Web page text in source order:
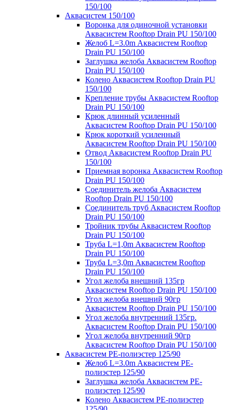
150/100
Аквасистем 150/100
Воронка для одиночной установки
Аквасистем Rooftop Drain PU 150/100
Желоб L=3.0m Аквасистем Rooftop
Drain PU 150/100
Заглушка желоба Аквасистем Rooftop
Drain PU 150/100
Колено Аквасистем Rooftop Drain PU
150/100
Крепление трубы Аквасистем Rooftop
Drain PU 150/100
Крюк длинный усиленный
Аквасистем Rooftop Drain PU 150/100
Крюк короткий усиленный
Аквасистем Rooftop Drain PU 150/100
Отвод Аквасистем Rooftop Drain PU
150/100
Приемная воронка Аквасистем Rooftop
Drain PU 150/100
Соединитель желоба Аквасистем
Rooftop Drain PU 150/100
Соединитель труб Аквасистем Rooftop
Drain PU 150/100
Тройник трубы Аквасистем Rooftop
Drain PU 150/100
Труба L=1,0m Аквасистем Rooftop
Drain PU 150/100
Труба L=3,0m Аквасистем Rooftop
Drain PU 150/100
Угол желоба внешний 135гр
Аквасистем Rooftop Drain PU 150/100
Угол желоба внешний 90гр
Аквасистем Rooftop Drain PU 150/100
Угол желоба внутренний 135гр.
Аквасистем Rooftop Drain PU 150/100
Угол желоба внутренний 90гр
Аквасистем Rooftop Drain PU 150/100
Аквасистем PE-полиэстер 125/90
Желоб L=3.0m Аквасистем PE-
полиэстер 125/90
Заглушка желоба Аквасистем PE-
полиэстер 125/90
Колено Аквасистем PE-полиэстер